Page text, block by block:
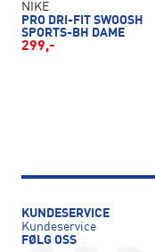
NIKE
PRO DRI-FIT SWOOSH
SPORTS-BH DAME
299,-
KUNDESERVICE
Kundeservice
FØLG OSS